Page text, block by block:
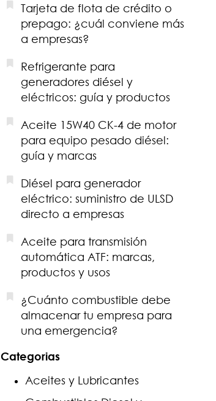
Tarjeta de flota de crédito o
prepago: ¿cuál conviene más
a empresas?
Refrigerante para
generadores diésel y
eléctricos: guía y productos
Aceite 15W40 CK-4 de motor
para equipo pesado diésel:
guía y marcas
Diésel para generador
eléctrico: suministro de ULSD
directo a empresas
Aceite para transmisión
automática ATF: marcas,
productos y usos
¿Cuánto combustible debe
almacenar tu empresa para
una emergencia?
Categorias
Aceites y Lubricantes